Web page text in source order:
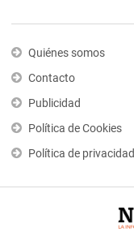
Quiénes somos
Contacto
Publicidad
Política de Cookies
Política de privacidad